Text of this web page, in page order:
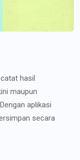
hasil
maupun
aplikasi
secara